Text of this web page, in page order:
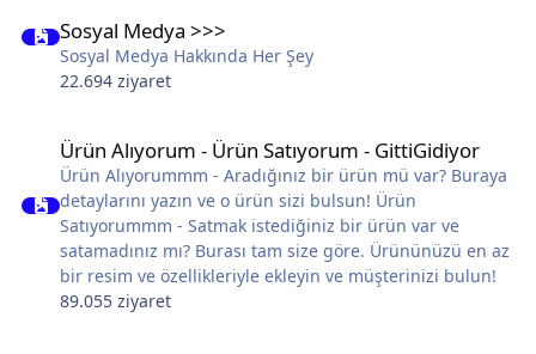
Sosyal Medya >>>
Sosyal Medya Hakkında Her Şey
22.694 ziyaret
Ürün Alıyorum - Ürün Satıyorum - GittiGidiyor
Ürün Alıyorummm - Aradığınız bir ürün mü var? Buraya
detaylarını yazın ve o ürün sizi bulsun! Ürün
Satıyorummm - Satmak istediğiniz bir ürün var ve
satamadınız mı? Burası tam size göre. Ürününüzü en az
bir resim ve özellikleriyle ekleyin ve müşterinizi bulun!
89.055 ziyaret